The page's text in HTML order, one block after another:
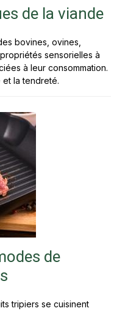
de la viande
bovines, ovines,
sensorielles à
à leur consommation.
et la tendreté.
de
tripiers se cuisinent